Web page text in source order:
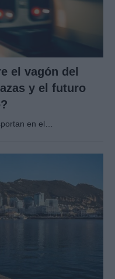
el vagón del
y el futuro
en el…